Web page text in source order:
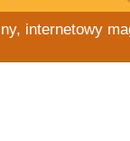
internetowy